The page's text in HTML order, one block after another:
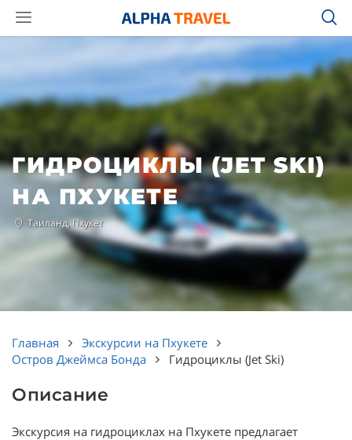
ГИДРОЦИКЛЫ (JET SKI)
НА ПХУКЕТЕ
Таиланд, Пхукет
Главная
Экскурсии на Пхукете
Остров Джеймса Бонда
Гидроциклы (Jet Ski)
Описание
Экскурсия на гидроциклах на Пхукете предлагает